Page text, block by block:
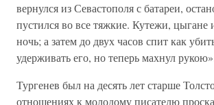
вернулся из Севастополя с батареи,
пустился во все тяжкие. Кутежи, цыгане
ночь; а затем до двух часов спит как
удерживать его, но теперь махнул
Тургенев был на десять лет старше
отношениях к молодому писателю